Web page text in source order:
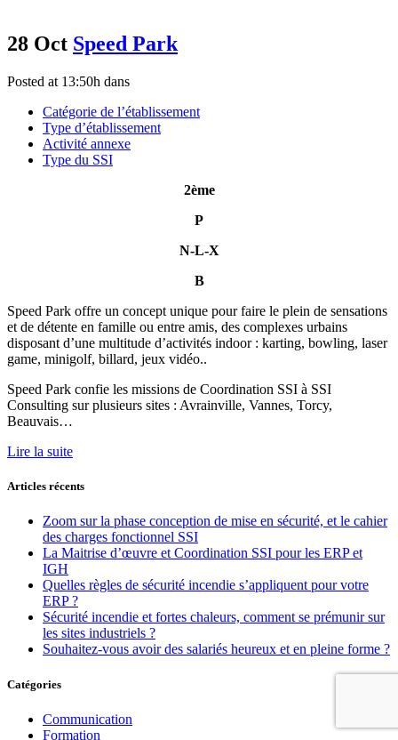
28 Oct Speed Park
Posted at 13:50h dans
Catégorie de l’établissement
Type d’établissement
Activité annexe
Type du SSI
2ème
P
N-L-X
B
Speed Park offre un concept unique pour faire le plein de sensations
et de détente en famille ou entre amis, des complexes urbains
disposant d’une multitude d’activités indoor : karting, bowling, laser
game, minigolf, billard, jeux vidéo..
Speed Park confie les missions de Coordination SSI à SSI
Consulting sur plusieurs sites : Avrainville, Vannes, Torcy,
Beauvais…
Lire la suite
Articles récents
Zoom sur la phase conception de mise en sécurité, et le cahier
des charges fonctionnel SSI
La Maitrise d’œuvre et Coordination SSI pour les ERP et
IGH
Quelles règles de sécurité incendie s’appliquent pour votre
ERP ?
Sécurité incendie et fortes chaleurs, comment se prémunir sur
les sites industriels ?
Souhaitez-vous avoir des salariés heureux et en pleine forme ?
Catégories
Communication
Formation